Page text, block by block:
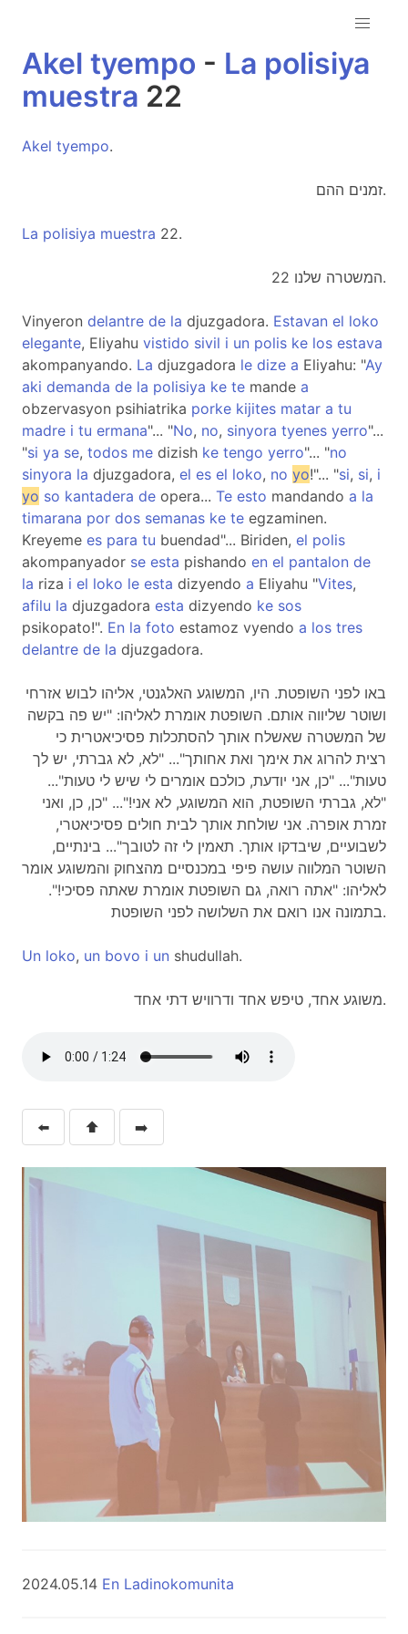
Akel tyempo - La polisiya
muestra 22
Akel tyempo.
זמנים ההם.
La polisiya muestra 22.
המשטרה שלנו 22.
Vinyeron delantre de la djuzgadora. Estavan el loko
elegante, Eliyahu vistido sivil i un polis ke los estava
akompanyando. La djuzgadora le dize a Eliyahu: "Ay
aki demanda de la polisiya ke te mande a
obzervasyon psihiatrika porke kijites matar a tu
madre i tu ermana"... "No, no, sinyora tyenes yerro"...
"si ya se, todos me dizish ke tengo yerro"... "no
sinyora la djuzgadora, el es el loko, no yo!"... "si, si, i
yo so kantadera de opera... Te esto mandando a la
timarana por dos semanas ke te egzaminen.
Kreyeme es para tu buendad"... Biriden, el polis
akompanyador se esta pishando en el pantalon de
la riza i el loko le esta dizyendo a Eliyahu "Vites,
afilu la djuzgadora esta dizyendo ke sos
psikopato!". En la foto estamoz vyendo a los tres
delantre de la djuzgadora.
באו לפני השופטת. היו, המשוגע האלגנטי, אליהו לבוש אזרחי
ושוטר שליווה אותם. השופטת אומרת לאליהו: "יש פה בקשה
של המשטרה שאשלח אותך להסתכלות פסיכיאטרית כי
רצית להרוג את אימך ואת אחותך"... "לא, לא גברתי, יש לך
טעות"... "כן, אני יודעת, כולכם אומרים לי שיש לי טעות"...
"לא, גברתי השופטת, הוא המשוגע, לא אני!"... "כן, כן, ואני
זמרת אופרה. אני שולחת אותך לבית חולים פסיכיאטרי,
לשבועיים, שיבדקו אותך. תאמין לי זה לטובך"... בינתיים,
השוטר המלווה עושה פיפי במכנסיים מהצחוק והמשוגע אומר
לאליהו: "אתה רואה, גם השופטת אומרת שאתה פסיכי!".
בתמונה אנו רואם את השלושה לפני השופטת.
Un loko, un bovo i un shudullah.
משוגע אחד, טיפש אחד ודרוויש דתי אחד.
⬅️ ⬆️ ➡️
2024.05.14 En Ladinokomunita